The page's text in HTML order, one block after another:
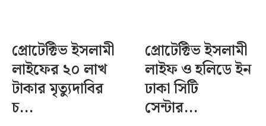
প্রোটেক্টিভ ইসলামী
লাইফের ২০ লাখ
টাকার মৃত্যুদাবির
চ...
প্রোটেক্টিভ ইসলামী
লাইফ ও হলিডে ইন
ঢাকা সিটি
সেন্টার...